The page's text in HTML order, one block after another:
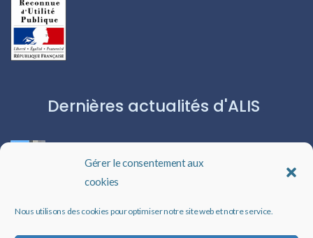
Gérer le consentement aux
cookies
Nous utilisons des cookies pour optimiser notre site web et notre service.
Dernières actualités d'ALIS
Les livres audio : une porte ouverte sur l’évasion